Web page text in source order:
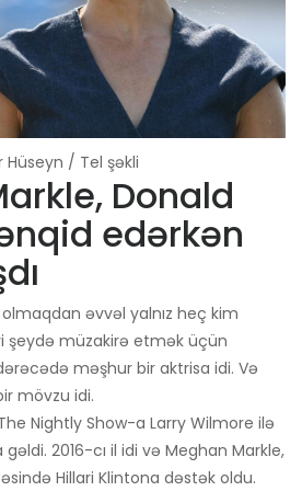
/ Tel şəkli
Donald
edərkən
əvvəl yalnız heç kim
şeydə müzakirə etmək üçün
məşhur bir aktrisa idi. Və
mövzu idi.
Nightly Show-a Larry Wilmore ilə
gəldi. 2016-cı il idi və Meghan Markle,
Hillari Klintona dəstək oldu.